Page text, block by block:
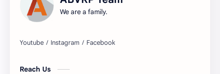
We are a family.
Reach Us